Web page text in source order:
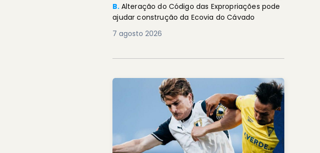
B. Alteração do Código das Expropriações pode
ajudar construção da Ecovia do Cávado
7 agosto 2026